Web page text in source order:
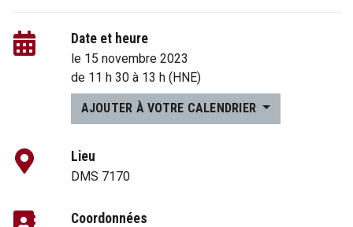
Date et heure
le 15 novembre 2023
de 11 h 30à 13 h(HNE)
AJOUTER À VOTRE CALENDRIER
Lieu
DMS 7170
Coordonnées